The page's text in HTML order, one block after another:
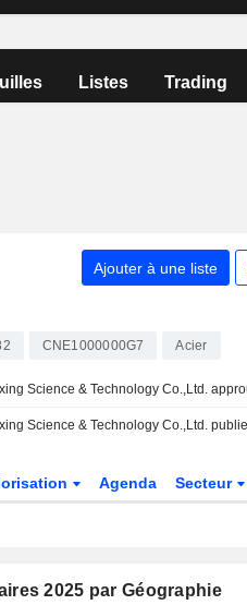
Listes Trading
Ajouter à une liste
CNE1000000G7 Acier
Agenda Secteur
2025 par Géographie